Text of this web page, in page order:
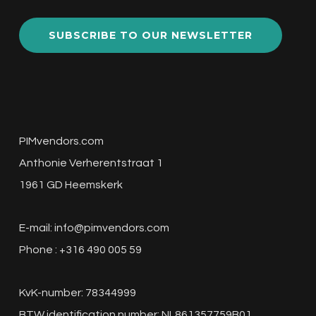
SUBSCRIBE TO OUR NEWSLETTER
PIMvendors.com
Anthonie Verherentstraat 1
1961 GD Heemskerk
E-mail: info@pimvendors.com
Phone : +316 490 005 59
KvK-number: 78344999